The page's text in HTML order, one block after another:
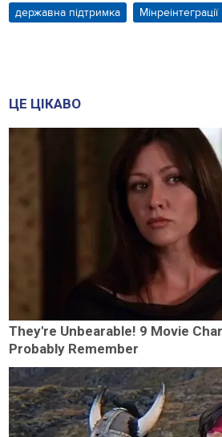
державна підтримка
Мінреінтеграції
ЦЕ ЦІКАВО
They're Unbearable! 9 Movie
Probably Remember